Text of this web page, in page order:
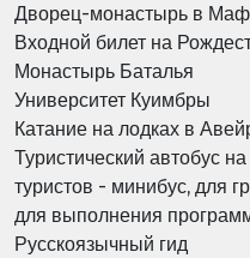
Дворец-монастырь в
Входной билет на
Монастырь Баталья
Университет Куимбры
Катание на лодках в
Туристический автобус
туристов - минибус, для
для выполнения
Русскоязычный гид